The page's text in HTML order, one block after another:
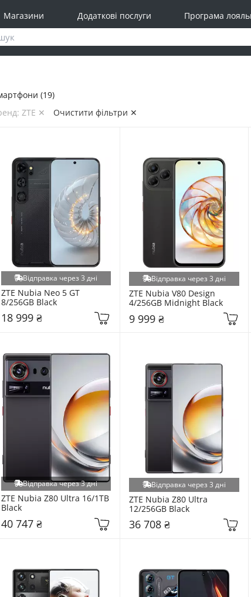
Магазини Додаткові послуги Програма
(19)
ZTE ✕
Очистити фільтри ✕
Відправка через 3 дні
ZTE Nubia Neo 5 GT
8/256GB Black
18 999 ₴
Відправка через 3 дні
ZTE Nubia V80 Design
4/256GB Midnight Black
9 999 ₴
Відправка через 3 дні
ZTE Nubia Z80 Ultra 16/1TB
Black
40 747 ₴
Відправка через 3 дні
ZTE Nubia Z80 Ultra
12/256GB Black
36 708 ₴